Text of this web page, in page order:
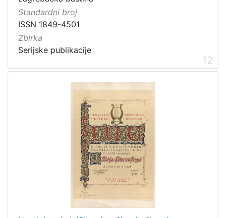
Standardni broj
ISSN 1849-4501
Zbirka
Serijske publikacije
12